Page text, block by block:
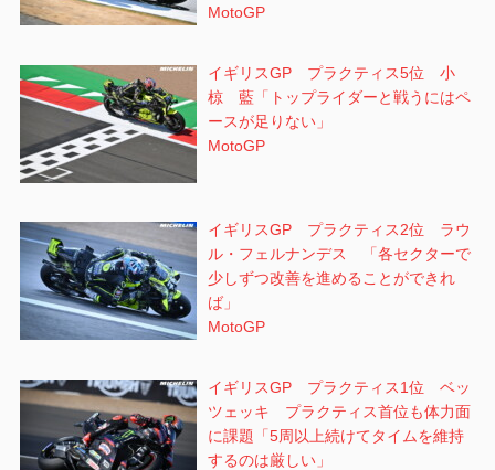
MotoGP
イギリスGP プラクティス5位 小
椋 藍「トップライダーと戦うにはペ
ースが足りない」
MotoGP
イギリスGP プラクティス2位 ラウ
ル・フェルナンデス 「各セクターで
少しずつ改善を進めることができれ
ば」
MotoGP
イギリスGP プラクティス1位 ベッ
ツェッキ プラクティス首位も体力面
に課題「5周以上続けてタイムを維持
するのは厳しい」